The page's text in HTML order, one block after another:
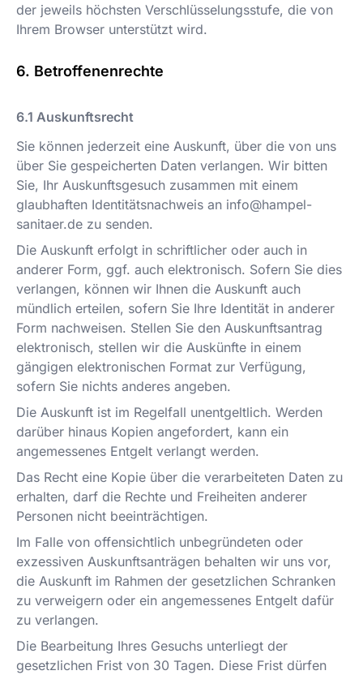
der jeweils höchsten Verschlüsselungsstufe, die von
Ihrem Browser unterstützt wird.
Betroffenenrechte
Auskunftsrecht
Sie können jederzeit eine Auskunft, über die von uns
über Sie gespeicherten Daten verlangen. Wir bitten
Sie, Ihr Auskunftsgesuch zusammen mit einem
glaubhaften Identitätsnachweis an info@hampel-
sanitaer.de zu senden.
Die Auskunft erfolgt in schriftlicher oder auch in
anderer Form, ggf. auch elektronisch. Sofern Sie dies
verlangen, können wir Ihnen die Auskunft auch
mündlich erteilen, sofern Sie Ihre Identität in anderer
Form nachweisen. Stellen Sie den Auskunftsantrag
elektronisch, stellen wir die Auskünfte in einem
gängigen elektronischen Format zur Verfügung,
sofern Sie nichts anderes angeben.
Die Auskunft ist im Regelfall unentgeltlich. Werden
darüber hinaus Kopien angefordert, kann ein
angemessenes Entgelt verlangt werden.
Das Recht eine Kopie über die verarbeiteten Daten zu
erhalten, darf die Rechte und Freiheiten anderer
Personen nicht beeinträchtigen.
Im Falle von offensichtlich unbegründeten oder
exzessiven Auskunftsanträgen behalten wir uns vor,
die Auskunft im Rahmen der gesetzlichen Schranken
zu verweigern oder ein angemessenes Entgelt dafür
zu verlangen.
Die Bearbeitung Ihres Gesuchs unterliegt der
gesetzlichen Frist von 30 Tagen. Diese Frist dürfen